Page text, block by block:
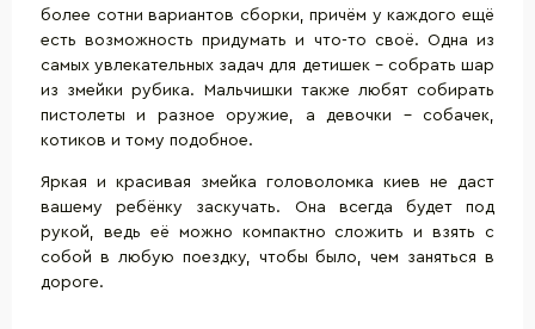
более сотни вариантов сборки, причём у каждого ещё
есть возможность придумать и что-то своё. Одна из
самых увлекательных задач для детишек – собрать шар
из змейки рубика. Мальчишки также любят собирать
пистолеты и разное оружие, а девочки – собачек,
котиков и тому подобное.
Яркая и красивая змейка головоломка киев не даст
вашему ребёнку заскучать. Она всегда будет под
рукой, ведь её можно компактно сложить и взять с
собой в любую поездку, чтобы было, чем заняться в
дороге.